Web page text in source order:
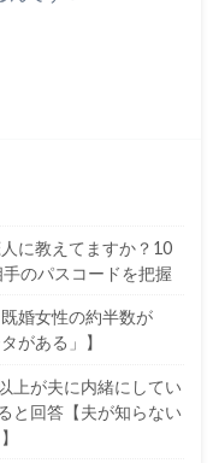
に教えてますか？10
のパスコードを把握
婚女性の約半数が
がある」】
上が夫に内緒にしてい
と回答【夫が知らない